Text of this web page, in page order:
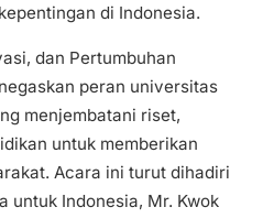
di Indonesia.
dan Pertumbuhan
peran universitas
menjembatani riset,
untuk memberikan
Acara ini turut dihadiri
untuk Indonesia, Mr. Kwok